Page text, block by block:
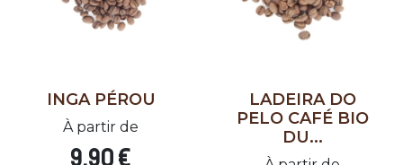
INGA PÉROU
À partir de
9,90 €
LADEIRA DO
PELO CAFÉ BIO
DU...